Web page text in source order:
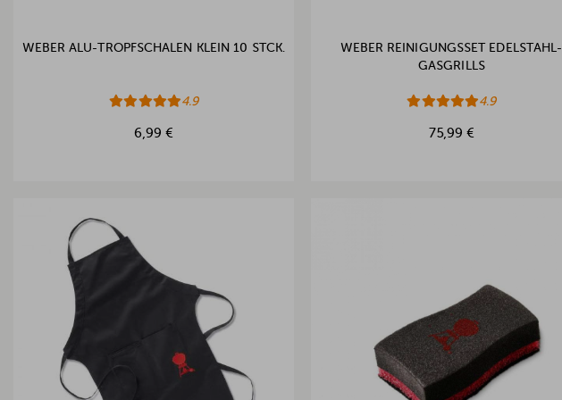
WEBER ALU-TROPFSCHALEN KLEIN 10 STCK.
4.9
6,99 €
WEBER REINIGUNGSSET EDELSTAHL-
GASGRILLS
4.9
75,99 €